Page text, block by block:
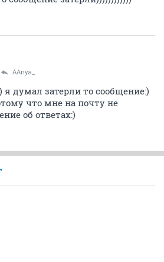
AAnya_
думал затерли то сообщение:)
что мне на почту не
об ответах:)